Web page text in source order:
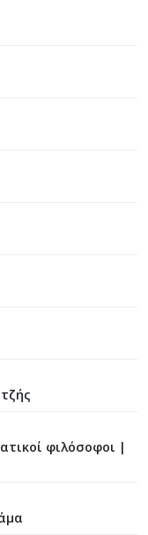
φιλόσοφοι |